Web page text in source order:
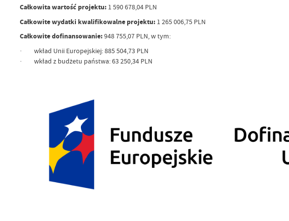
Całkowita wartość projektu: 1 590 678,04 PLN
Całkowite wydatki kwalifikowalne projektu:1 265 006,75 PLN
Całkowite dofinansowanie:948 755,07 PLN, w tym:
· wkład Unii Europejskiej: 885 504,73 PLN
· wkład z budżetu państwa: 63 250,34 PLN